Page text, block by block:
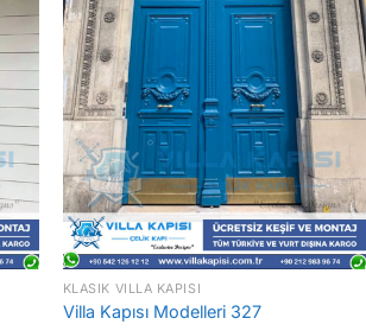
KLASIK VILLA KAPISI
Villa Kapısı Modelleri 327